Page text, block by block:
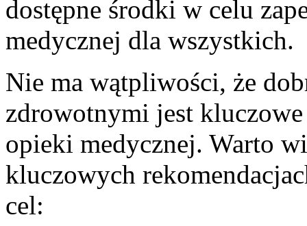
dostępne środki ⁤w celu
medycznej dla wszystkich.
Nie ma ⁣wątpliwości, ⁤że
zdrowotnymi​ jest⁤
opieki medycznej. Warto
kluczowych
cel: